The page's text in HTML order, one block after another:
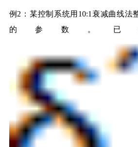
例2：某控制系统用10:1衰减曲线法
的参数。已